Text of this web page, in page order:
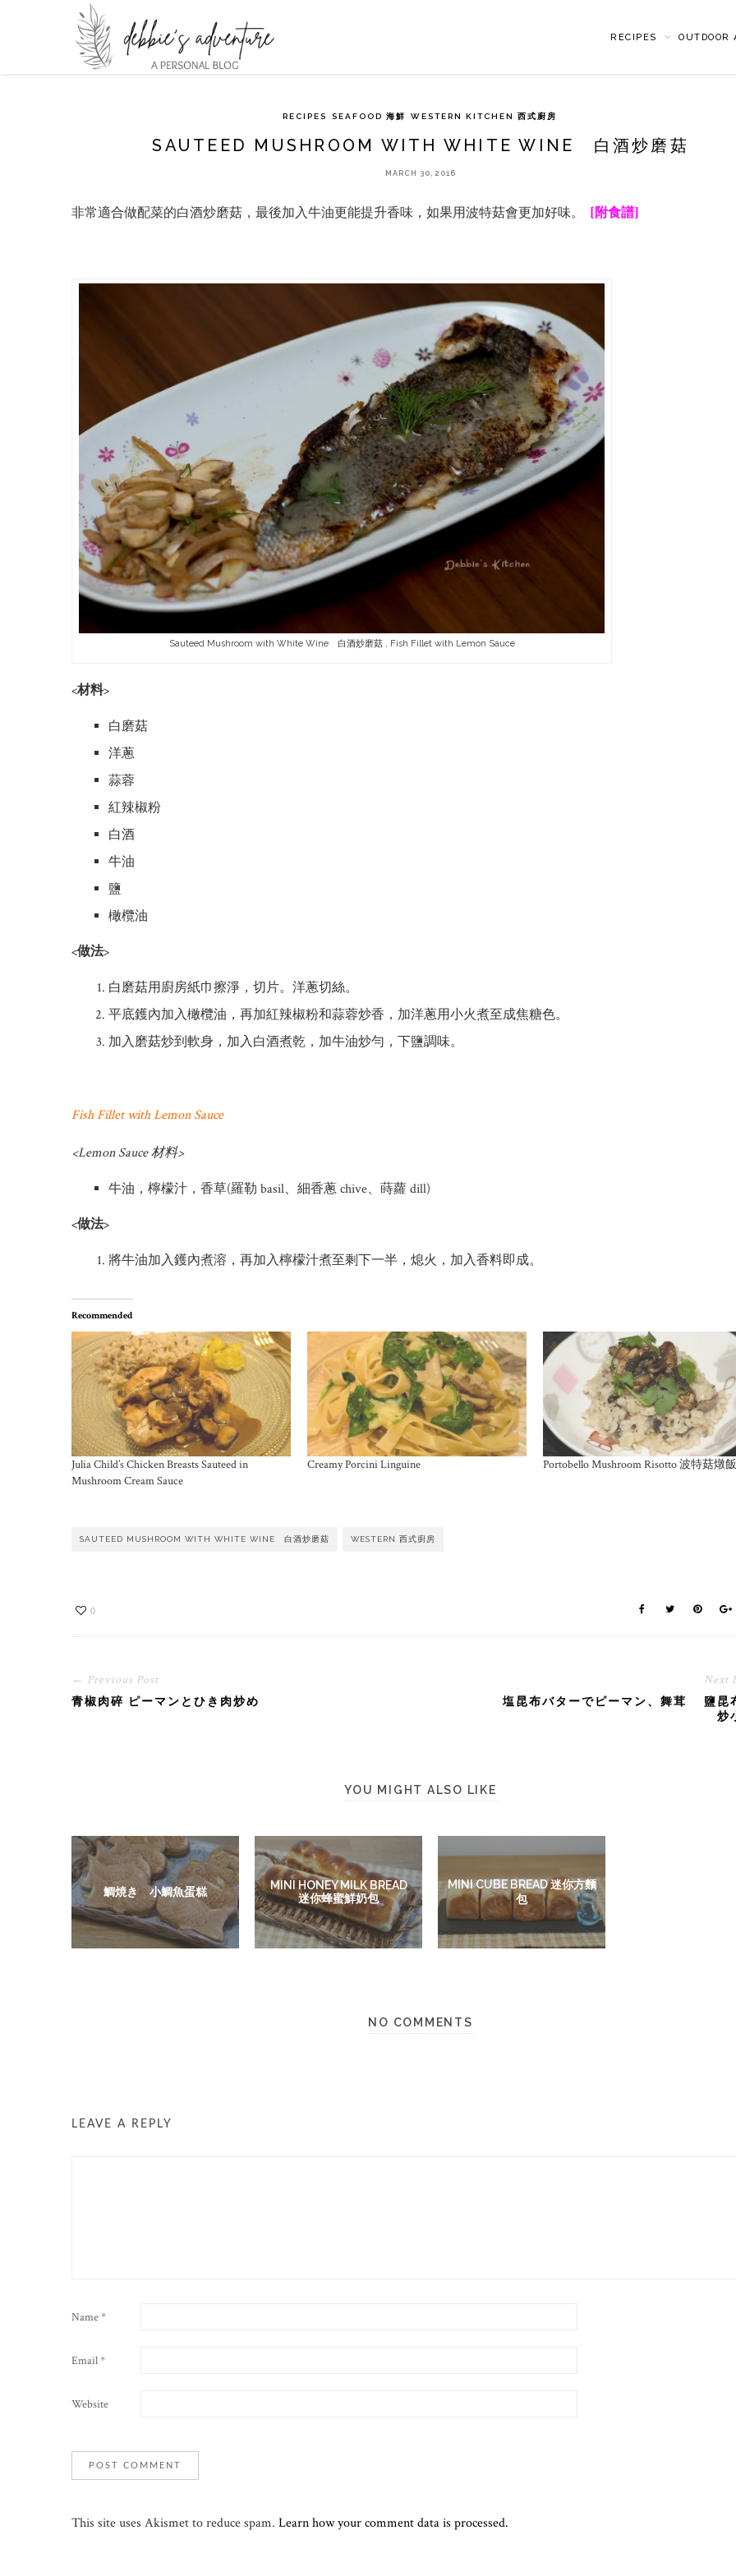
RECIPES OUTDOOR
RECIPES SEAFOOD 海鮮 WESTERN KITCHEN 西式廚房
SAUTEED MUSHROOM WITH WHITE WINE 白酒炒磨菇
MARCH 30, 2016
非常適合做配菜的白酒炒磨菇，最後加入牛油更能提升香味，如果用波特菇會更加好味。 [附食譜]
Sauteed Mushroom with White Wine 白酒炒磨菇 , Fish Fillet with Lemon Sauce
<材料>
白磨菇
洋蔥
蒜蓉
紅辣椒粉
白酒
牛油
鹽
橄欖油
<做法>
白磨菇用廚房紙巾擦淨，切片。洋蔥切絲。
平底鑊內加入橄欖油，再加紅辣椒粉和蒜蓉炒香，加洋蔥用小火煮至成焦糖色。
加入磨菇炒到軟身，加入白酒煮乾，加牛油炒勻，下鹽調味。
Fish Fillet with Lemon Sauce
<Lemon Sauce 材料>
牛油，檸檬汁，香草(羅勒 basil、細香蔥 chive、蒔蘿 dill)
<做法>
將牛油加入鑊內煮溶，再加入檸檬汁煮至剩下一半，熄火，加入香料即成。
Recommended
Julia Child’s Chicken Breasts Sauteed in
Mushroom Cream Sauce
Creamy Porcini Linguine Portobello Mushroom Risotto 波特菇燉飯
SAUTEED MUSHROOM WITH WHITE WINE 白酒炒磨菇 WESTERN 西式廚房
0
← Previous Post
青椒肉碎 ピーマンとひき肉炒め
Next
塩昆布バターでピーマン、舞茸 鹽昆
炒
YOU MIGHT ALSO LIKE
鯛焼き 小鯛魚蛋糕
MINI HONEY MILK BREAD
迷你蜂蜜鮮奶包
MINI CUBE BREAD 迷你方麵
包
NO COMMENTS
LEAVE A REPLY
Name*
Email*
Website
This site uses Akismet to reduce spam. Learn how your comment data is processed.